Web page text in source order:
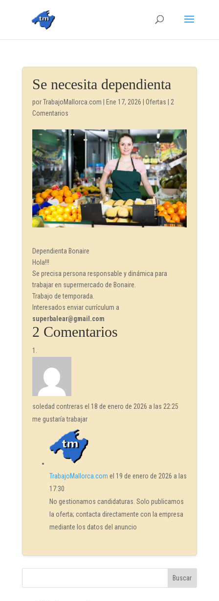
Se necesita dependienta
porTrabajoMallorca.com Ene 17, 2026 Ofertas
2
Comentarios
Dependienta Bonaire
Hola!!!
Se precisa persona responsable y dinámica para
trabajar en supermercado de Bonaire.
Trabajo de temporada.
Interesados enviar currículum a
superbalear@gmail.com
2 Comentarios
soledad contreras el 18 de enero de 2026 a las 22:25
me gustaría trabajar
TrabajoMallorca.com el 19 de enero de 2026 a las
17:30
No gestionamos candidaturas. Solo publicamos
la oferta; contacta directamente con la empresa
mediante los datos del anuncio
Buscar